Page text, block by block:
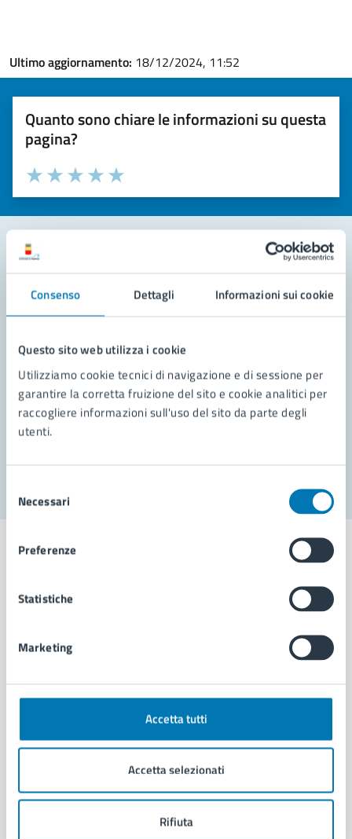
Consenso Dettagli Informazioni sui cookie
Questo sito web utilizza i cookie
Utilizziamo cookie tecnici di navigazione e di sessione per
garantire la corretta fruizione del sito e cookie analitici per
raccogliere informazioni sull'uso del sito da parte degli
utenti.
delNecessari
Preferenze
Statistiche
Marketing
Accetta tutti
Accetta selezionati
Rifiuta
Ultimo aggiornamento: 18/12/2024, 11:52
Quanto sono chiare le informazioni su questa
pagina?
Valuta la chiarezza delle informazioni (da 1 a 5 stelle)
Seleziona il numero di stelle per valutare la chiarezza delle
Valuta 5 stelle su 5
Valuta 4 stelle su 5
Valuta 3 stelle su 5
Valuta 2 stelle su 5
Valuta 1 stelle su 5
Leggi le domande frequenti
Richiedi assistenza
Prenota appuntamento
Problemi in città
Comune di Napoli
AMMINISTRAZIONE
Organi di governo
Enti e fondazioni
Personale amministrativo
Intranet, posta aziendale e protocollo